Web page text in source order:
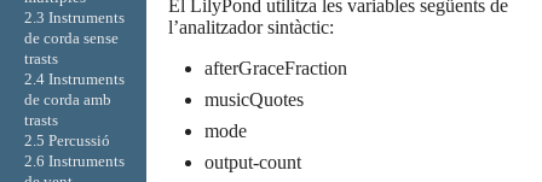
El LilyPond utilitza les variables següents de
l’analitzador sintàctic:
afterGraceFraction
musicQuotes
mode
output-count
2.3 Instruments
de corda sense
trasts
2.4 Instruments
de corda amb
trasts
2.5 Percussió
2.6 Instruments